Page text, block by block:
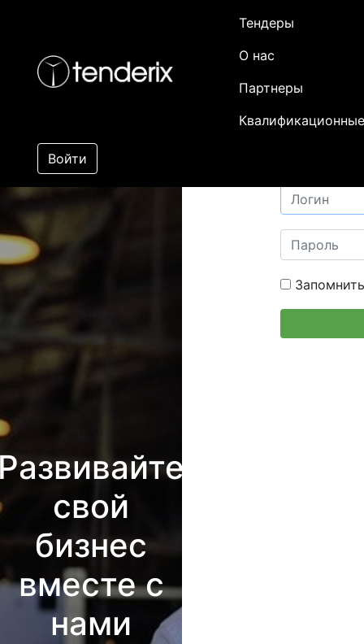
Тендеры
О нас
Партнеры
Войти
свой
бизнес
вместе с
нами